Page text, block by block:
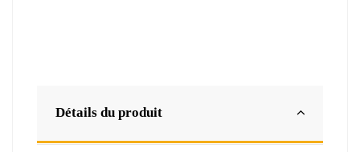
Détails du produit